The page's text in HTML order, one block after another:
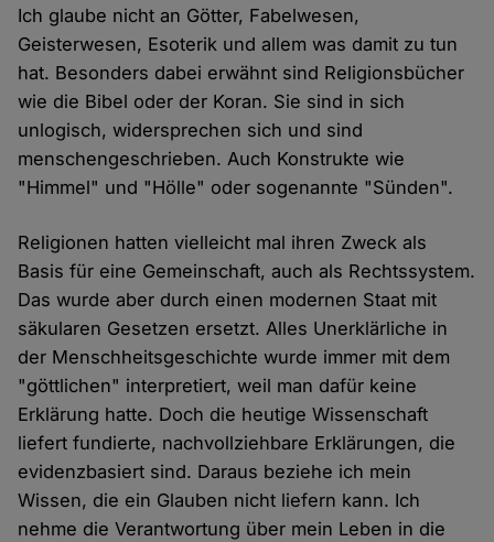
Ich glaube nicht an Götter, Fabelwesen,
Geisterwesen, Esoterik und allem was damit zu tun
hat. Besonders dabei erwähnt sind Religionsbücher
wie die Bibel oder der Koran. Sie sind in sich
unlogisch, widersprechen sich und sind
menschengeschrieben. Auch Konstrukte wie
"Himmel" und "Hölle" oder sogenannte "Sünden".
Religionen hatten vielleicht mal ihren Zweck als
Basis für eine Gemeinschaft, auch als Rechtssystem.
Das wurde aber durch einen modernen Staat mit
säkularen Gesetzen ersetzt. Alles Unerklärliche in
der Menschheitsgeschichte wurde immer mit dem
"göttlichen" interpretiert, weil man dafür keine
Erklärung hatte. Doch die heutige Wissenschaft
liefert fundierte, nachvollziehbare Erklärungen, die
evidenzbasiert sind. Daraus beziehe ich mein
Wissen, die ein Glauben nicht liefern kann. Ich
nehme die Verantwortung über mein Leben in die